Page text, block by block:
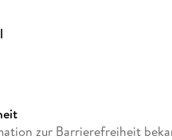
zur Barrierefreiheit